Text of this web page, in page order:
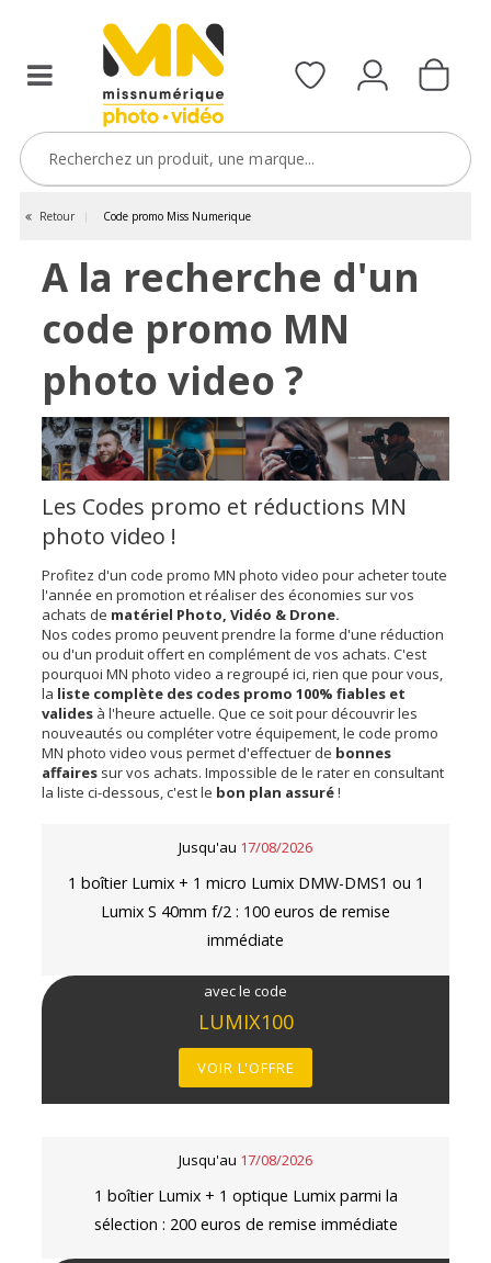
Retour Code promo Miss Numerique
A la recherche d'un
code promo MN
photo video ?
Les Codes promo et réductions MN
photo video !
Profitez d'un code promo MN photo video pour acheter toute
l'année en promotion et réaliser des économies sur vos
achats de matériel Photo, Vidéo & Drone.
Nos codes promo peuvent prendre la forme d'une réduction
ou d'un produit offert en complément de vos achats. C'est
pourquoi MN photo video a regroupé ici, rien que pour vous,
la liste complète des codes promo 100% fiables et
valides à l'heure actuelle. Que ce soit pour découvrir les
nouveautés ou compléter votre équipement, le code promo
MN photo video vous permet d'effectuer de bonnes
affaires sur vos achats. Impossible de le rater en consultant
la liste ci-dessous, c'est le bon plan assuré!
Jusqu'au 17/08/2026
1 boîtier Lumix + 1 micro Lumix DMW-DMS1 ou 1
Lumix S 40mm f/2 : 100 euros de remise
immédiate
avec le code
LUMIX100
VOIR L'OFFRE
Jusqu'au 17/08/2026
1 boîtier Lumix + 1 optique Lumix parmi la
sélection : 200 euros de remise immédiate